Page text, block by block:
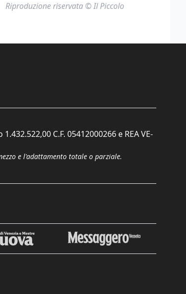
Riproduzione riservata © Il Piccolo
C.F. 05412000266 e REA VE-
e l'adattamento totale o parziale.